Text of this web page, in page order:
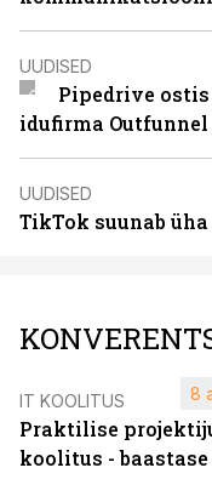
UUDISED
Pipedrive
idufirma Outfunnel
UUDISED
TikTok suunab
IT KOOLITUS
Praktilise
koolitus - baastase
8